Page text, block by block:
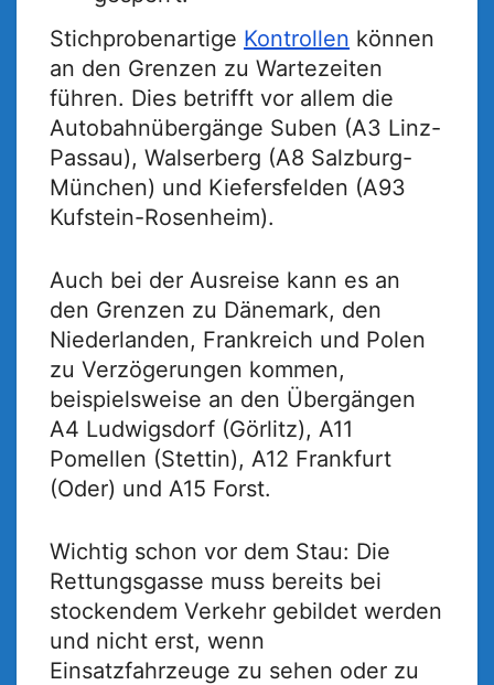
Stichprobenartige Kontrollen können
an den Grenzen zu Wartezeiten
führen. Dies betrifft vor allem die
Autobahnübergänge Suben (A3 Linz-
Passau), Walserberg (A8 Salzburg-
München) und Kiefersfelden (A93
Kufstein-Rosenheim).
Auch bei der Ausreise kann es an
den Grenzen zu Dänemark, den
Niederlanden, Frankreich und Polen
zu Verzögerungen kommen,
beispielsweise an den Übergängen
A4 Ludwigsdorf (Görlitz), A11
Pomellen (Stettin), A12 Frankfurt
(Oder) und A15 Forst.
Wichtig schon vor dem Stau: Die
Rettungsgasse muss bereits bei
stockendem Verkehr gebildet werden
und nicht erst, wenn
Einsatzfahrzeuge zu sehen oder zu